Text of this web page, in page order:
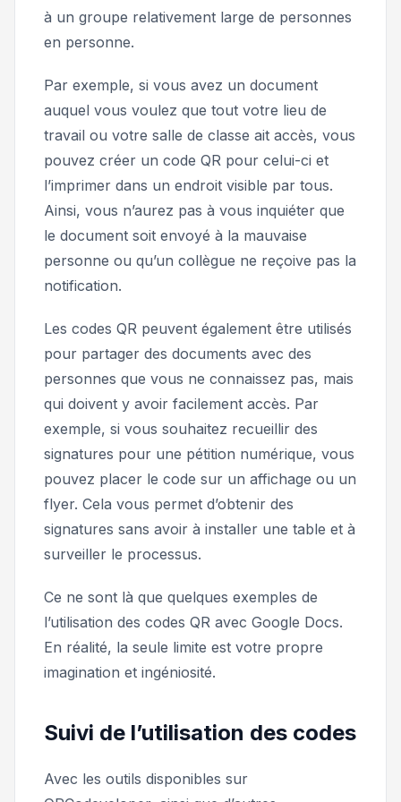
à un groupe relativement large de personnes
en personne.
Par exemple, si vous avez un document
auquel vous voulez que tout votre lieu de
travail ou votre salle de classe ait accès, vous
pouvez créer un code QR pour celui-ci et
l’imprimer dans un endroit visible par tous.
Ainsi, vous n’aurez pas à vous inquiéter que
le document soit envoyé à la mauvaise
personne ou qu’un collègue ne reçoive pas la
notification.
Les codes QR peuvent également être utilisés
pour partager des documents avec des
personnes que vous ne connaissez pas, mais
qui doivent y avoir facilement accès. Par
exemple, si vous souhaitez recueillir des
signatures pour une pétition numérique, vous
pouvez placer le code sur un affichage ou un
flyer. Cela vous permet d’obtenir des
signatures sans avoir à installer une table et à
surveiller le processus.
Ce ne sont là que quelques exemples de
l’utilisation des codes QR avec Google Docs.
En réalité, la seule limite est votre propre
imagination et ingéniosité.
Suivi de l’utilisation des codes
Avec les outils disponibles sur